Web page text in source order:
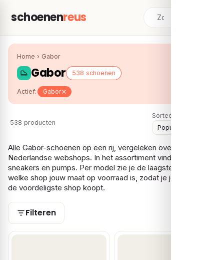
schoenenreus
Home › Gabor
Gabor 538 schoenen
Actief: Gabor
538 producten
Sorteer:
Alle Gabor-schoenen op een rij, vergeleken over meerdere
Nederlandse webshops. In het assortiment vind je vooral
sneakers en pumps. Per model zie je de laagste prijs en bij
welke shop jouw maat op voorraad is, zodat je je Gabor bij
de voordeligste shop koopt.
Filteren